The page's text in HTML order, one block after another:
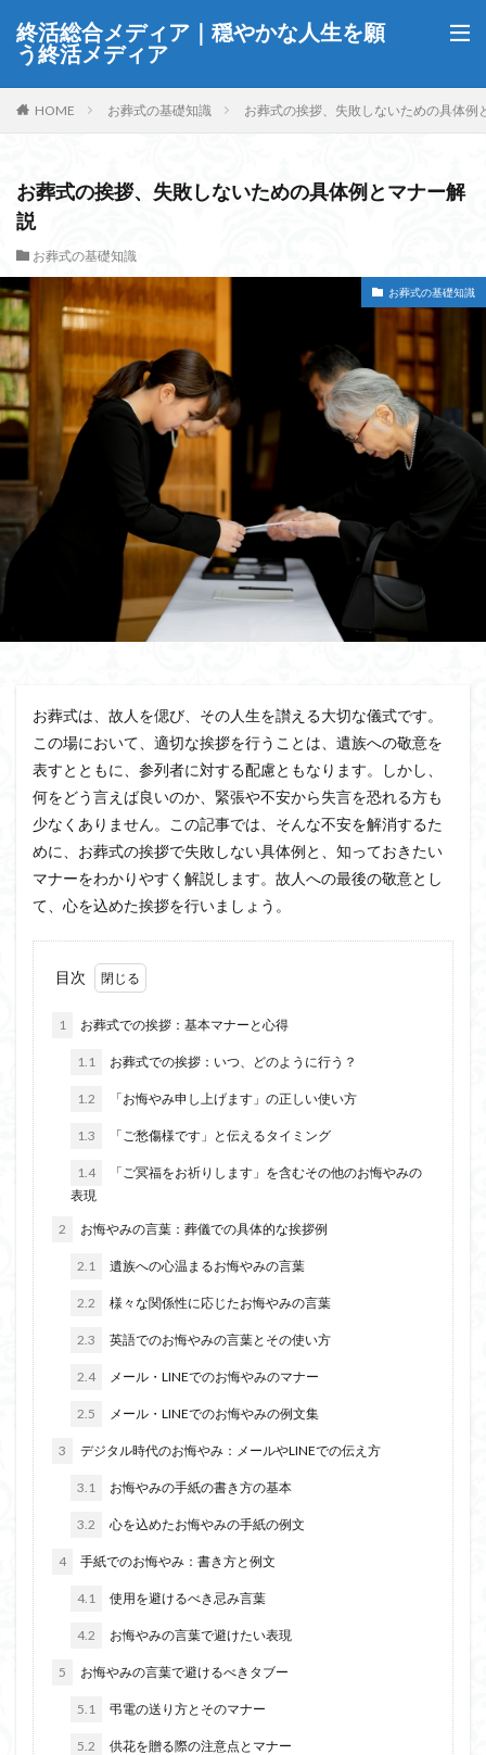
終活総合メディア｜穏やかな人生を願
う終活メディア
HOME お葬式の基礎知識 お葬式の挨拶、失敗しないための具体例
お葬式の挨拶、失敗しないための具体例とマナー解
説
お葬式の基礎知識
お葬式の基礎知識
お葬式は、故人を偲び、その人生を讃える大切な儀式です。
この場において、適切な挨拶を行うことは、遺族への敬意を
表すとともに、参列者に対する配慮ともなります。しかし、
何をどう言えば良いのか、緊張や不安から失言を恐れる方も
少なくありません。この記事では、そんな不安を解消するた
めに、お葬式の挨拶で失敗しない具体例と、知っておきたい
マナーをわかりやすく解説します。故人への最後の敬意とし
て、心を込めた挨拶を行いましょう。
目次
1 お葬式での挨拶：基本マナーと心得
1.1 お葬式での挨拶：いつ、どのように行う？
1.2 「お悔やみ申し上げます」の正しい使い方
1.3 「ご愁傷様です」と伝えるタイミング
1.4
「ご冥福をお祈りします」を含むその他のお悔やみの
表現
2 お悔やみの言葉：葬儀での具体的な挨拶例
2.1 遺族への心温まるお悔やみの言葉
2.2 様々な関係性に応じたお悔やみの言葉
2.3 英語でのお悔やみの言葉とその使い方
2.4 メール・LINEでのお悔やみのマナー
2.5 メール・LINEでのお悔やみの例文集
3 デジタル時代のお悔やみ：メールやLINEでの伝え方
3.1 お悔やみの手紙の書き方の基本
3.2 心を込めたお悔やみの手紙の例文
4 手紙でのお悔やみ：書き方と例文
4.1 使用を避けるべき忌み言葉
4.2 お悔やみの言葉で避けたい表現
5 お悔やみの言葉で避けるべきタブー
5.1 弔電の送り方とそのマナー
5.2 供花を贈る際の注意点とマナー